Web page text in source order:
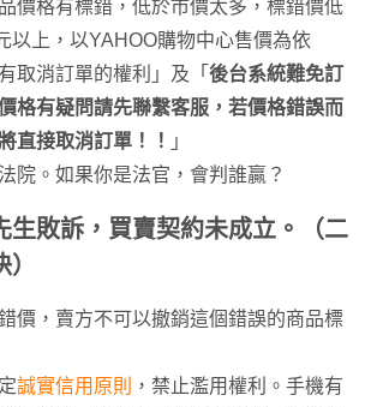
價格有標錯，低於市價太多，標錯價低
以上，以YAHOO購物中心售價為依
取消訂單的權利」及「 後台系統難免訂
格有疑問請先聯繫客服，若價格錯誤而
直接取消訂單！！ 」
院。如果你是法官，會判誰贏？
生敗訴，買賣契約未成立。（二
價，賣方不可以撤銷這個錯誤的商品標
誠實信用原則
，禁止濫用權利。手機有